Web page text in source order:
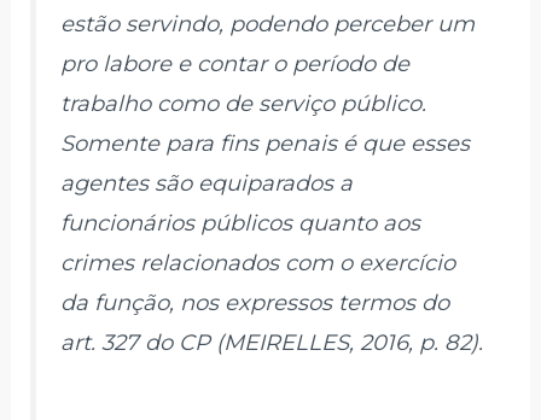
estão servindo, podendo perceber um
pro labore e contar o período de
trabalho como de serviço público.
Somente para fins penais é que esses
agentes são equiparados a
funcionários públicos quanto aos
crimes relacionados com o exercício
da função, nos expressos termos do
art. 327 do CP (MEIRELLES, 2016, p. 82).